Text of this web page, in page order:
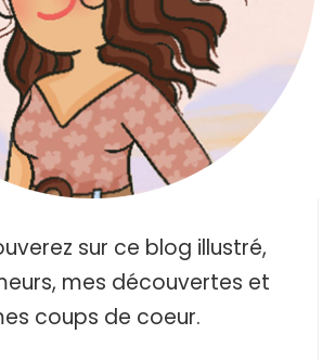
sur ce blog illustré,
mes découvertes et
coups de coeur.